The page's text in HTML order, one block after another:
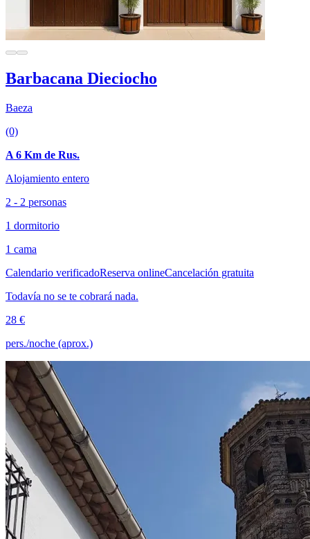
Barbacana Dieciocho
Baeza
(0)
A 6 Km de Rus.
Alojamiento entero
2 - 2 personas
1 dormitorio
1 cama
Calendario verificadoReserva onlineCancelación gratuita
Todavía no se te cobrará nada.
28 €
pers./noche (aprox.)